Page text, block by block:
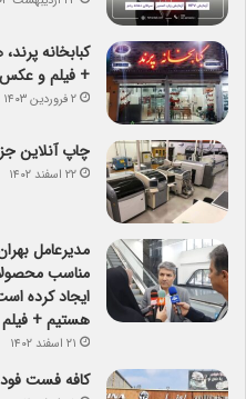
کبابخانه
+ فیلم و عکس
۲ فروردین ۱۴۰۳
چاپ آنلاین
۲۲ اسفند ۱۴۰۲
مدیرعامل
مناسب محصولات
هستیم + فیلم
۲۱ اسفند ۱۴۰۲
کافه فست فود